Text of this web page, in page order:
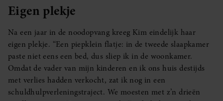
Eigen plekje
Na een jaar in de noodopvang kreeg Kim eindelijk haar
eigen plekje. “Een piepklein flatje: in de tweede slaapkamer
paste niet eens een bed, dus sliep ik in de woonkamer.
Omdat de vader van mijn kinderen en ik ons huis destijds
met verlies hadden verkocht, zat ik nog in een
schuldhulpverleningstraject. We moesten met z’n drieën